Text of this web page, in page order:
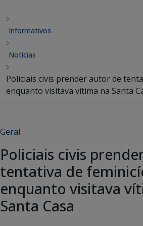
Informativos
Notícias
Policiais civis prender autor de
enquanto visitava vítima na Santa
Geral
Policiais civis
tentativa de
enquanto visitava
Santa Casa